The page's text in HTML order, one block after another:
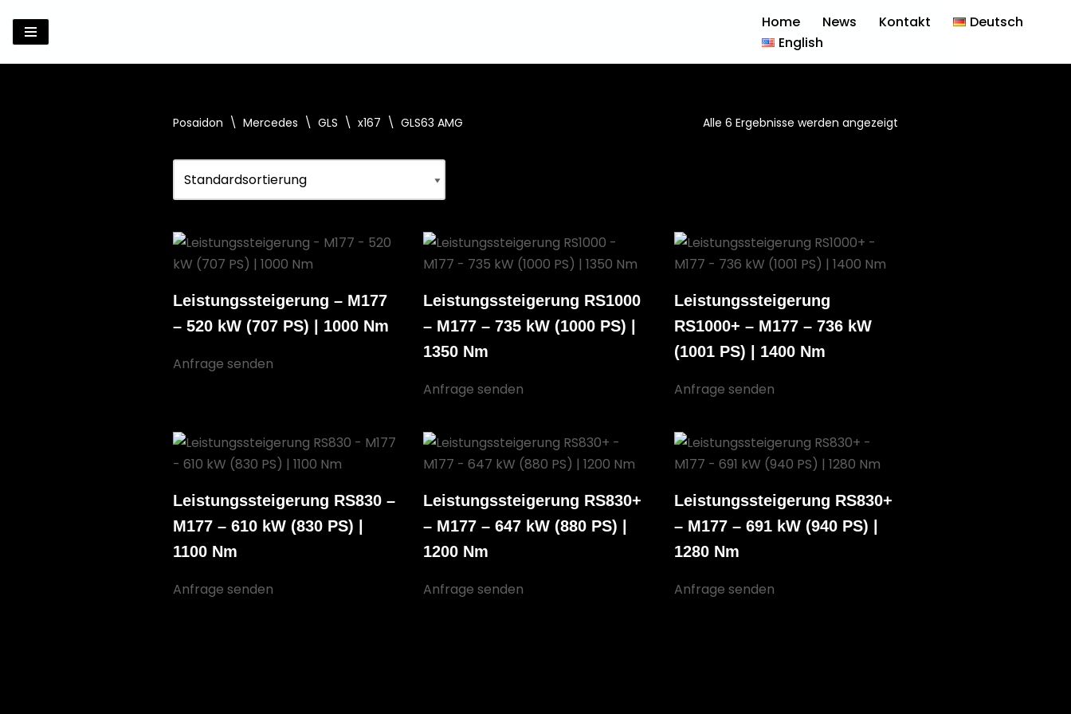
Zum
Inhalt
Home News Kontakt
Deutsch
English
Posaidon \ Mercedes \ GLS \ x167 \ GLS63 AMG Alle 6 Ergebnisse werden angezeigt
Leistungssteigerung – M177
– 520 kW (707 PS) | 1000 Nm
Anfrage senden
Leistungssteigerung RS1000
– M177 – 735 kW (1000 PS) |
1350 Nm
Anfrage senden
Leistungssteigerung
RS1000+ – M177 – 736 kW
(1001 PS) | 1400 Nm
Anfrage senden
Leistungssteigerung RS830 –
M177 – 610 kW (830 PS) |
1100 Nm
Anfrage senden
Leistungssteigerung RS830+
– M177 – 647 kW (880 PS) |
1200 Nm
Anfrage senden
Leistungssteigerung RS830+
– M177 – 691 kW (940 PS) |
1280 Nm
Anfrage senden